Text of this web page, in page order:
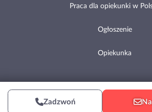
Zadzwoń
Praca dla opiekunki w
Ogłoszenie
Opiekunka
Copyright © 2002-2026